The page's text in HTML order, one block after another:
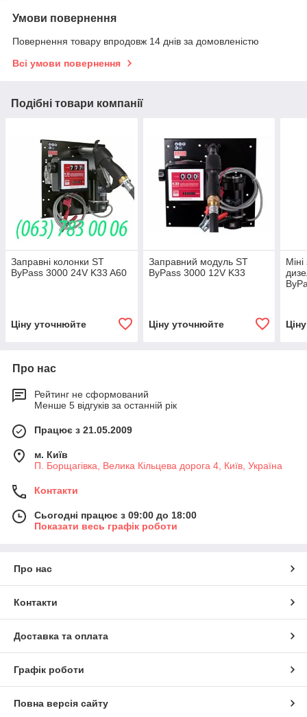
Умови повернення
Повернення товару впродовж 14 днів за домовленістю
Всі умови повернення
Подібні товари компанії
Заправні колонки ST
ByPass 3000 24V K33 A60
Ціну уточнюйте
Заправний модуль ST
ByPass 3000 12V K33
Ціну уточнюйте
Про нас
Рейтинг не сформований
Менше 5 відгуків за останній рік
Працює з 21.05.2009
м. Київ
П. Борщагівка, Велика Кільцева дорога 4, Київ, Україна
Контакти
Сьогодні працює з 09:00 до 18:00
Показати весь графік роботи
Про нас
Контакти
Доставка та оплата
Графік роботи
Повна версія сайту